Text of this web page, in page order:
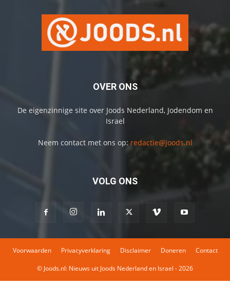
OVER ONS
De eigenzinnige site over Joods Nederland, Jodendom en
Israel
Neem contact met ons op: redactie@joods.nl
VOLG ONS
Voorwaarden Privacyverklaring Disclaimer Doneren Contact
© Joods.nl: Nieuws uit Joods Nederland en Israel - 2026